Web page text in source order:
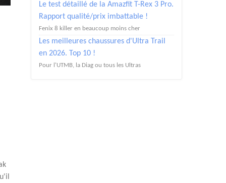
Le test détaillé de la Amazfit T-Rex 3 Pro.
Rapport qualité/prix imbattable !
Fenix 8 killer en beaucoup moins cher
Les meilleures chaussures d'Ultra Trail
en 2026. Top 10 !
Pour l'UTMB, la Diag ou tous les Ultras